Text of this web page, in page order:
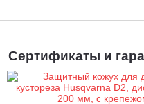
Сертификаты и